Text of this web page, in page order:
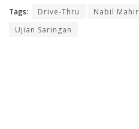
Tags: Drive-Thru Nabil Mahir
Ujian Saringan